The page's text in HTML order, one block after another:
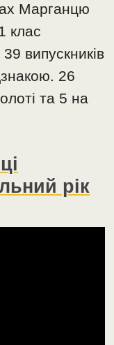
Марганцю
клас
випускників
26
та 5 на
рік